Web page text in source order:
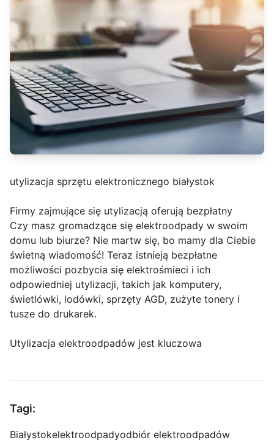
utylizacja sprzętu elektronicznego białystok
Firmy zajmujące się utylizacją oferują bezpłatny
Czy masz gromadzące się elektroodpady w swoim
domu lub biurze? Nie martw się, bo mamy dla Ciebie
świetną wiadomość! Teraz istnieją bezpłatne
możliwości pozbycia się elektrośmieci i ich
odpowiedniej utylizacji, takich jak komputery,
świetlówki, lodówki, sprzęty AGD, zużyte tonery i
tusze do drukarek.
Utylizacja elektroodpadów jest kluczowa
Tagi:
Białystokelektroodpadyodbiór elektroodpadów